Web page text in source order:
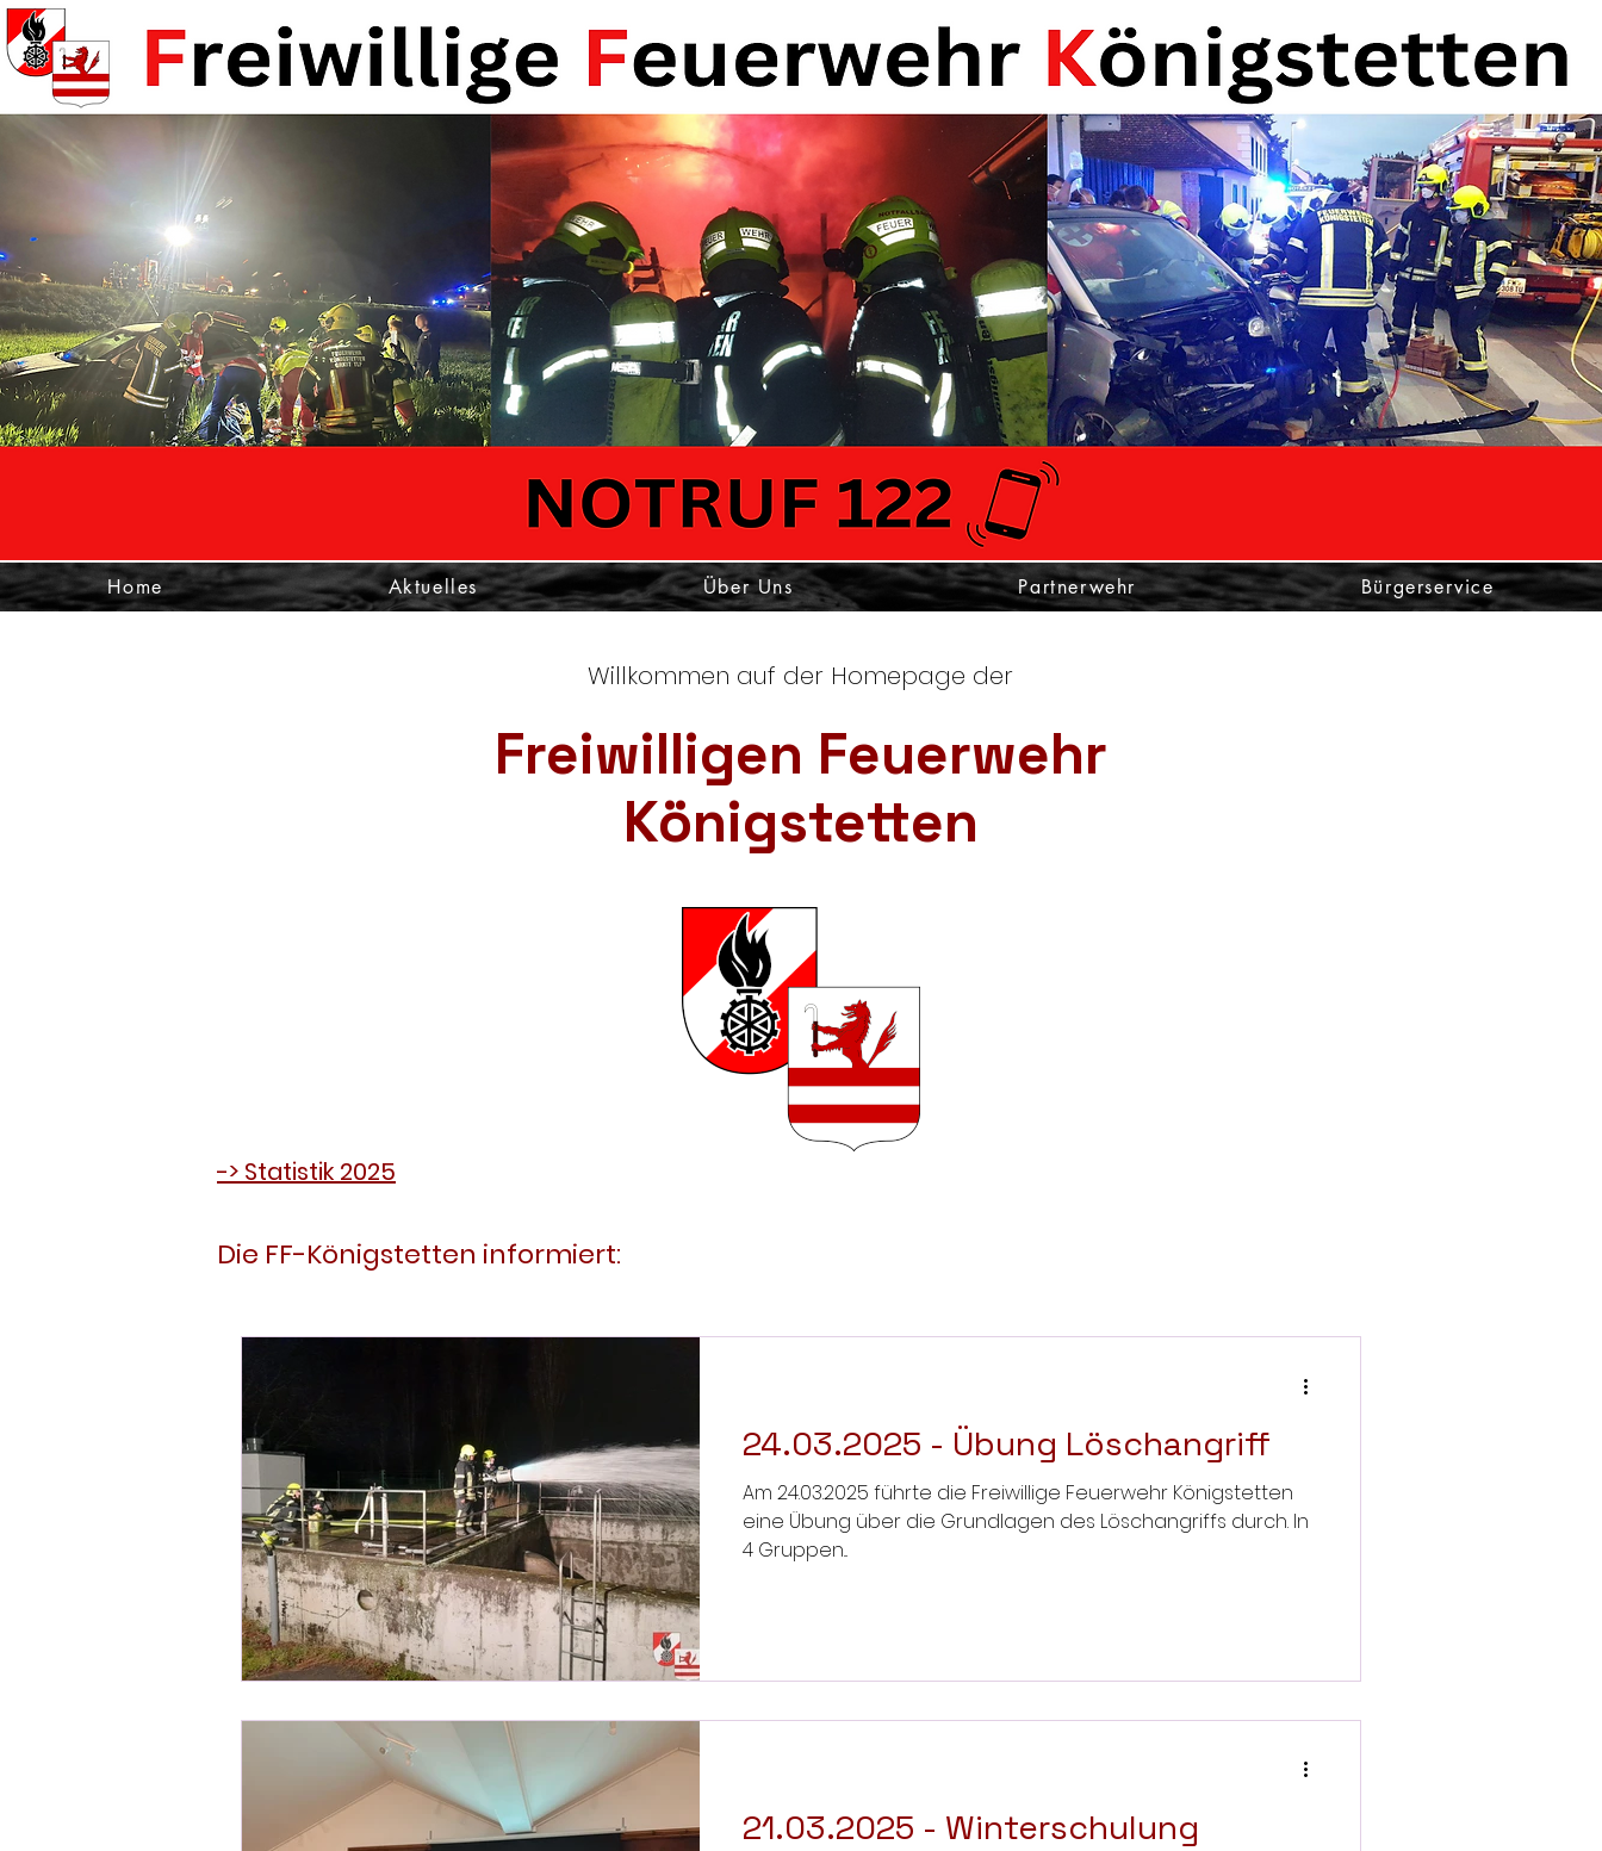
Willkommen auf der Homepage der
Freiwilligen Feuerwehr
Königstetten
-> Statistik 2025
Die FF-Königstetten informiert:
24.03.2025 - Übung Löschangriff
Am 24.03.2025 führte die Freiwillige Feuerwehr Königstetten
eine Übung über die Grundlagen des Löschangriffs durch. In
4 Gruppen...
21.03.2025 - Winterschulung
Home Aktuelles Über Uns Partnerwehr Bürgerservice